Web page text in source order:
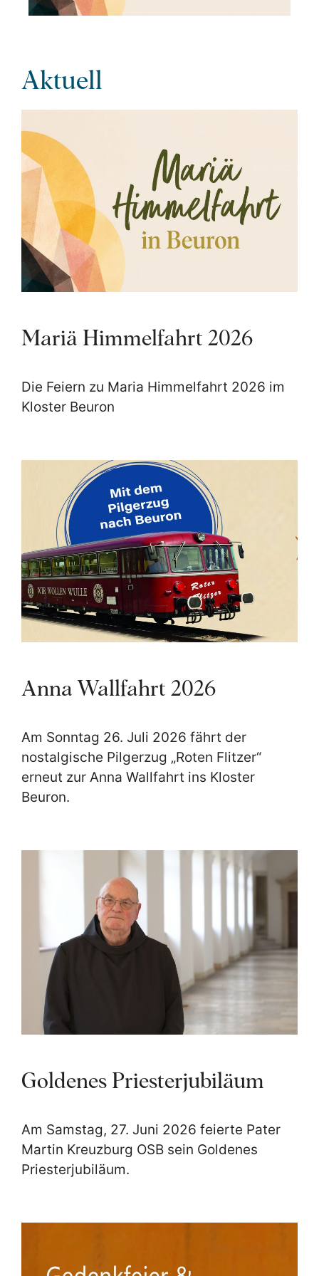
Aktuell
Mariä Himmelfahrt 2026
Die Feiern zu Maria Himmelfahrt 2026 im
Kloster Beuron
Anna Wallfahrt 2026
Am Sonntag 26. Juli 2026 fährt der
nostalgische Pilgerzug „Roten Flitzer“
erneut zur Anna Wallfahrt ins Kloster
Beuron.
Goldenes Priesterjubiläum
Am Samstag, 27. Juni 2026 feierte Pater
Martin Kreuzburg OSB sein Goldenes
Priesterjubiläum.